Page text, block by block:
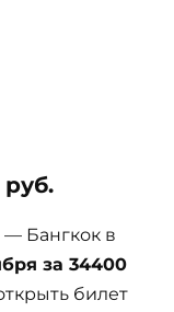
Бангкок в
за 34400
билет